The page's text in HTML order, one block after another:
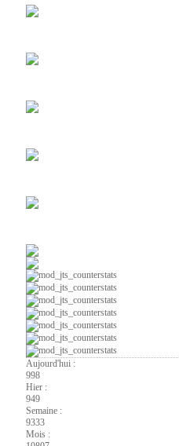
Aujourd'hui :
998
Hier :
949
Semaine :
9333
Mois :